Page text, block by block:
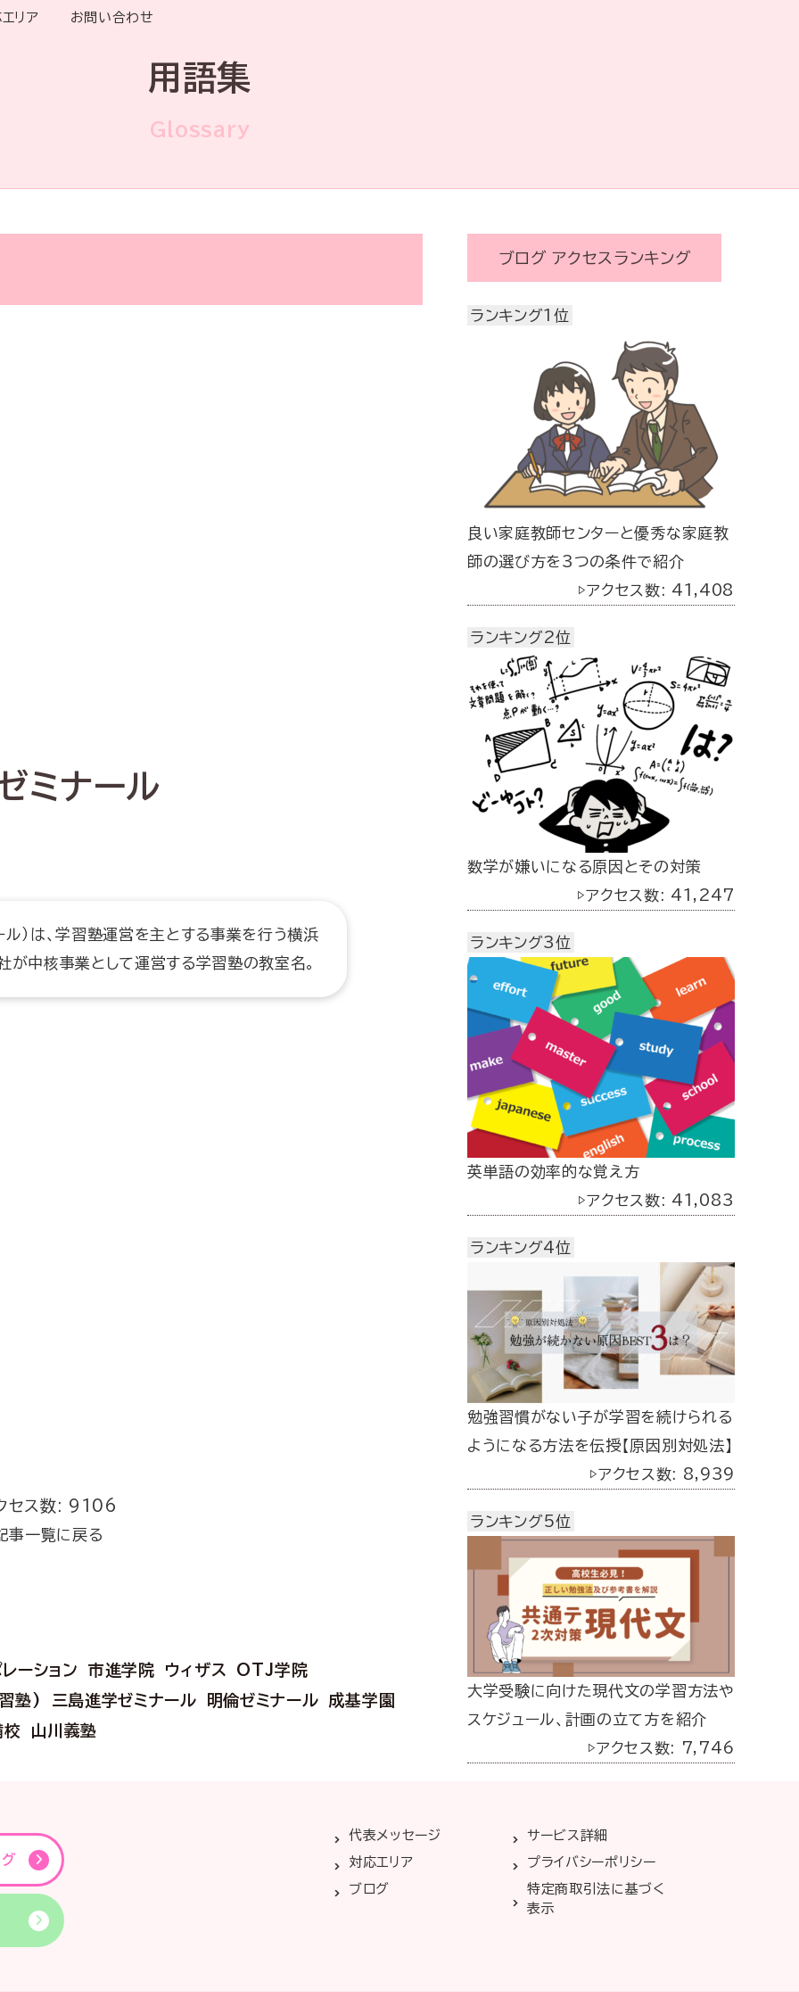
リア お問い合わせ
用語集
Glossary
ミナール
ル）は、学習塾運営を主とする事業を行う横浜
が中核事業として運営する学習塾の教室名。
セス数: 9106
事一覧に戻る
ーション 市進学院 ウィザス
OTJ学院
塾)
三島進学ゼミナール 明倫ゼミナール
成基学園
校
山川義塾
ブログ アクセスランキング
ランキング1位
良い家庭教師センターと優秀な家庭教
師の選び方を3つの条件で紹介
▷アクセス数: 41,408
ランキング2位
数学が嫌いになる原因とその対策
▷アクセス数: 41,247
ランキング3位
英単語の効率的な覚え方
▷アクセス数: 41,083
ランキング4位
勉強習慣がない子が学習を続けられる
ようになる方法を伝授【原因別対処法】
▷アクセス数: 8,939
ランキング5位
大学受験に向けた現代文の学習方法や
スケジュール、計画の立て方を紹介
▷アクセス数: 7,746
代表メッセージ
サービス詳細
対応エリア
プライバシーポリシー
ブログ
特定商取引法に基づく
表示